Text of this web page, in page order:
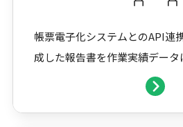
帳票電子化システムとのAPI連
成した報告書を作業実績データ